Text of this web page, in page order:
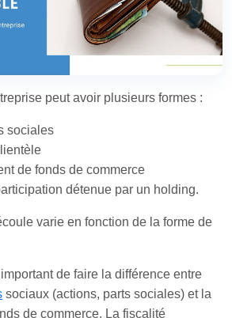
peut avoir plusieurs formes :
sociales
de fonds de commerce
détenue par un holding.
varie en fonction de la forme de
de faire la différence entre
sociaux (actions, parts sociales) et la
de commerce. La fiscalité